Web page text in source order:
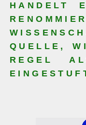
HANDELT
QUELLE,
REGEL